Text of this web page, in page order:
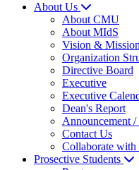
About Us
About CMU
About MIdS
Vision & Mission
Organization
Directive Board
Executive
Executive
Dean's Report
Announcement
Contact Us
Collaborate
Prosective Students